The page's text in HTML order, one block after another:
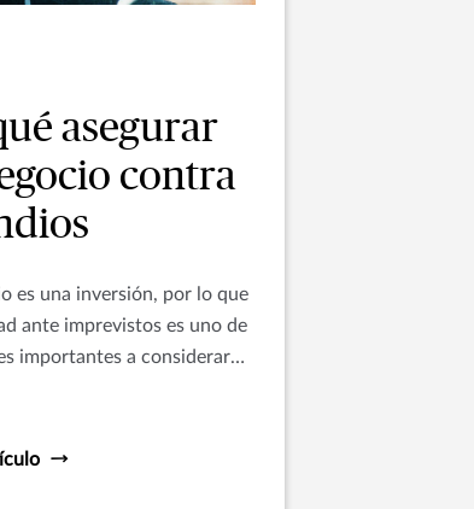
asegurar
contra
es una inversión, por lo que
ante imprevistos es uno de
importantes a considerar